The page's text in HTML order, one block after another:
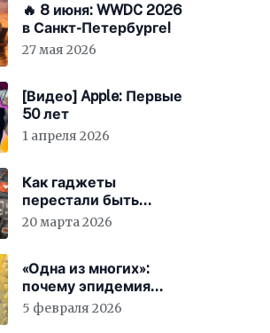
🔥 8 июня: WWDC 2026
в Санкт-Петербурге!
27 мая 2026
[Видео] Apple: Первые
50 лет
1 апреля 2026
Как гаджеты
перестали быть
просто устройствами и
20 марта 2026
«Одна из многих»:
почему эпидемия
счастья страшнее
5 февраля 2026